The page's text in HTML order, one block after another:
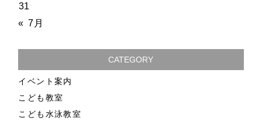
31
« 7月
CATEGORY
イベント案内
こども教室
こども水泳教室